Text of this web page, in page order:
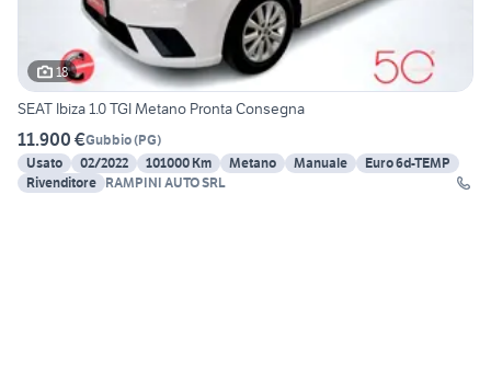
18
SEAT Ibiza 1.0 TGI Metano Pronta Consegna
11.900 €Gubbio(PG)
Usato
02/2022 101000 Km Metano Manuale
Euro 6d-TEMP
Rivenditore RAMPINI AUTO SRL